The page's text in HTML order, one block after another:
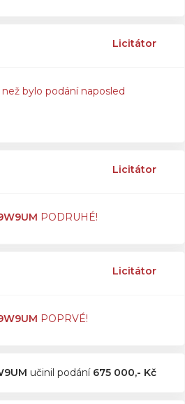
Licitátor
bylo podání naposled
Licitátor
PODRUHÉ!
Licitátor
POPRVÉ!
učinil podání 675 000,- Kč